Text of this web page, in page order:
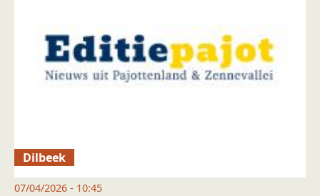
Dilbeek
07/04/2026 - 10:45